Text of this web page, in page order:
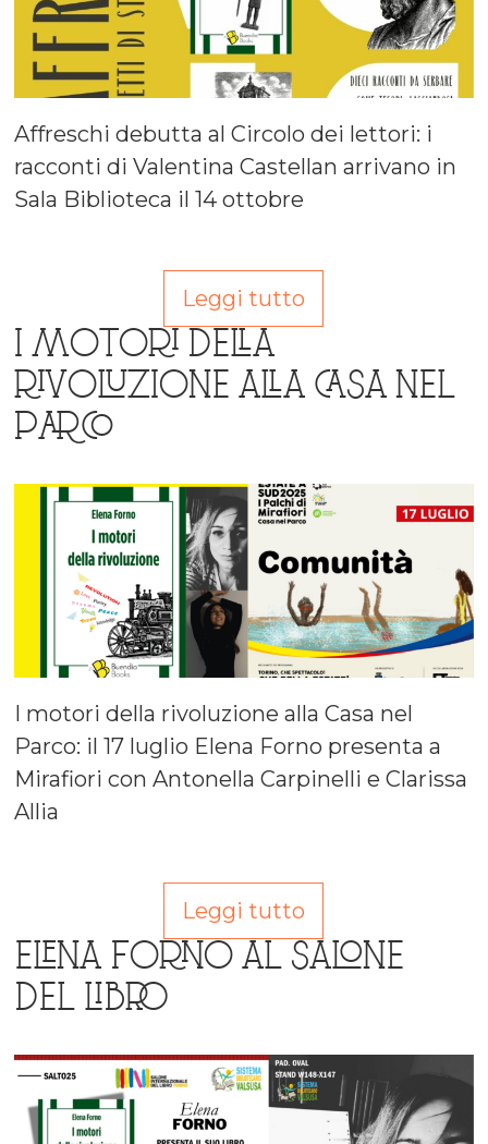
Affreschi debutta al Circolo dei lettori: i
racconti di Valentina Castellan arrivano in
Sala Biblioteca il 14 ottobre
Leggi tutto
I MOTORI DELLA
RIVOLUZIONE ALLA CASA NEL
PARCO
I motori della rivoluzione alla Casa nel
Parco: il 17 luglio Elena Forno presenta a
Mirafiori con Antonella Carpinelli e Clarissa
Allia
Leggi tutto
ELENA FORNO AL SALONE
DEL LIBRO